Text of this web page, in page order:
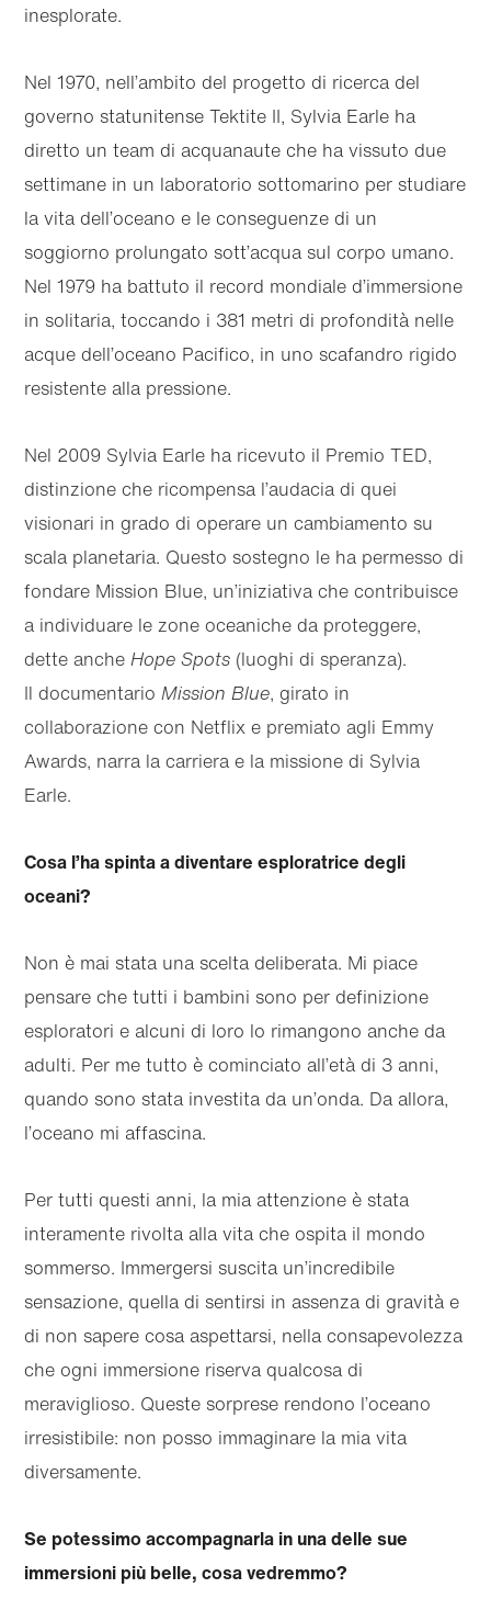
inesplorate.
Nel 1970, nell’ambito del progetto di ricerca del
governo statunitense Tektite II, Sylvia Earle ha
diretto un team di acquanaute che ha vissuto due
settimane in un laboratorio sottomarino per studiare
la vita dell’oceano e le conseguenze di un
soggiorno prolungato sott’acqua sul corpo umano.
Nel 1979 ha battuto il record mondiale d’immersione
in solitaria, toccando i 381 metri di profondità nelle
acque dell’oceano Pacifico, in uno scafandro rigido
resistente alla pressione.
Nel 2009 Sylvia Earle ha ricevuto il Premio TED,
distinzione che ricompensa l’audacia di quei
visionari in grado di operare un cambiamento su
scala planetaria. Questo sostegno le ha permesso di
fondare Mission Blue, un’iniziativa che contribuisce
a individuare le zone oceaniche da proteggere,
dette ancheHope Spots (luoghi di speranza).
Il documentarioMission Blue, girato in
collaborazione con Netflix e premiato agli Emmy
Awards, narra la carriera e la missione di Sylvia
Earle.
Cosa l’ha spinta a diventare esploratrice degli
oceani?
Non è mai stata una scelta deliberata. Mi piace
pensare che tutti i bambini sono per definizione
esploratori e alcuni di loro lo rimangono anche da
adulti. Per me tutto è cominciato all’età di 3 anni,
quando sono stata investita da un’onda. Da allora,
l’oceano mi affascina.
Per tutti questi anni, la mia attenzione è stata
interamente rivolta alla vita che ospita il mondo
sommerso. Immergersi suscita un’incredibile
sensazione, quella di sentirsi in assenza di gravità e
di non sapere cosa aspettarsi, nella consapevolezza
che ogni immersione riserva qualcosa di
meraviglioso. Queste sorprese rendono l’oceano
irresistibile: non posso immaginare la mia vita
diversamente.
Se potessimo accompagnarla in una delle sue
immersioni più belle, cosa vedremmo?